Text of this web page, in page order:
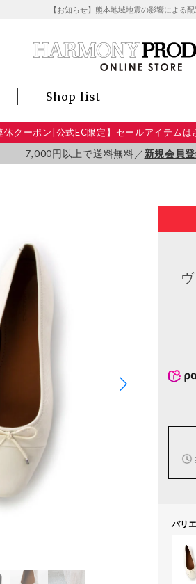
【お知らせ】熊本地域地震の影響による
Shop list
休クーポン|公式EC限定】セールアイテム
7,000円以上で送料無料／ 新規会員
バリ